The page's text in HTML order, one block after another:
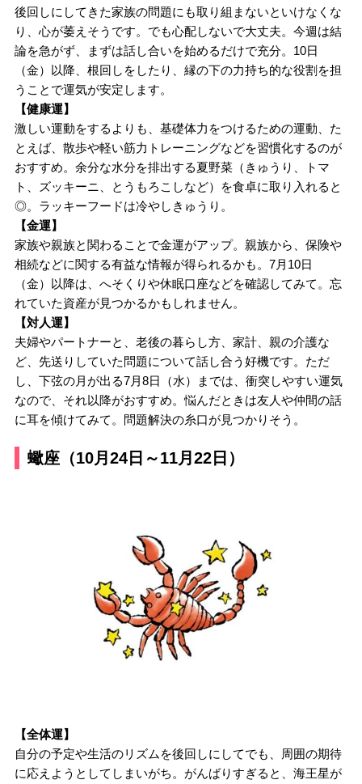
後回しにしてきた家族の問題にも取り組まないといけなくな
り、心が萎えそうです。でも心配しないで大丈夫。今週は結
論を急がず、まずは話し合いを始めるだけで充分。10日
（金）以降、根回しをしたり、縁の下の力持ち的な役割を担
うことで運気が安定します。
【健康運】
激しい運動をするよりも、基礎体力をつけるための運動、た
とえば、散歩や軽い筋力トレーニングなどを習慣化するのが
おすすめ。余分な水分を排出する夏野菜（きゅうり、トマ
ト、ズッキーニ、とうもろこしなど）を食卓に取り入れると
◎。ラッキーフードは冷やしきゅうり。
【金運】
家族や親族と関わることで金運がアップ。親族から、保険や
相続などに関する有益な情報が得られるかも。7月10日
（金）以降は、へそくりや休眠口座などを確認してみて。忘
れていた資産が見つかるかもしれません。
【対人運】
夫婦やパートナーと、老後の暮らし方、家計、親の介護な
ど、先送りしていた問題について話し合う好機です。ただ
し、下弦の月が出る7月8日（水）までは、衝突しやすい運気
なので、それ以降がおすすめ。悩んだときは友人や仲間の話
に耳を傾けてみて。問題解決の糸口が見つかりそう。
蠍座（10月24日～11月22日）
【全体運】
自分の予定や生活のリズムを後回しにしてでも、周囲の期待
に応えようとしてしまいがち。がんばりすぎると、海王星が